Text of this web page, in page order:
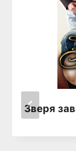
Зверя